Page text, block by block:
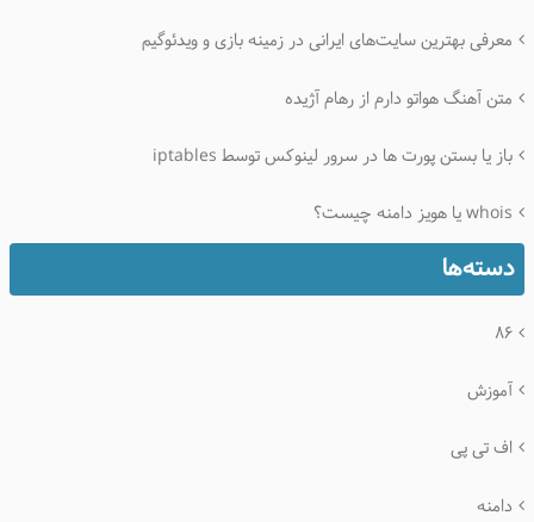
معرفی بهترین سایت‌های ایرانی در زمینه بازی و ویدئوگیم
متن آهنگ هواتو دارم از رهام آژیده
باز یا بستن پورت ها در سرور لینوکس توسط iptables
whois یا هویز دامنه چیست؟
دسته‌ها
۸۶
آموزش
اف تی پی
دامنه